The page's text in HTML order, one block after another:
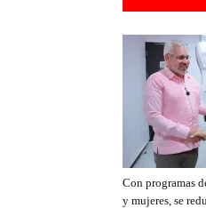
Con programas
y mujeres, se